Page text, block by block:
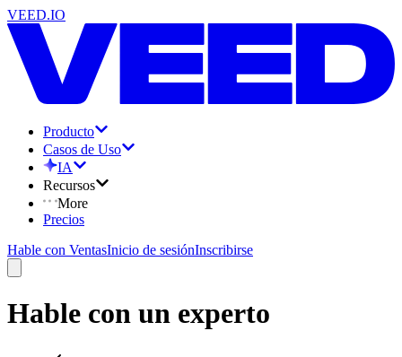
VEED.IO
Producto
Casos de Uso
IA
Recursos
More
Precios
Hable con VentasInicio de sesiónInscribirse
Hable con un experto